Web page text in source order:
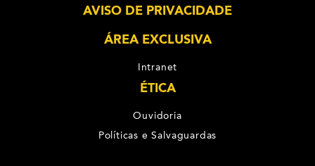
AVISO DE PRIVACIDADE
ÁREA EXCLUSIVA
Intranet
ÉTICA
Ouvidoria
Políticas e Salvaguardas